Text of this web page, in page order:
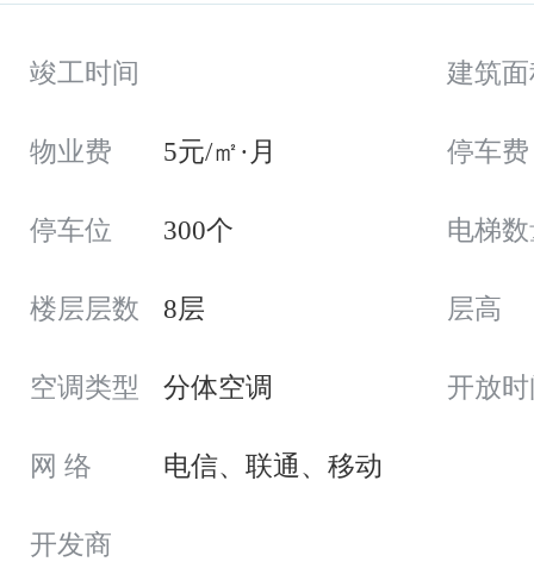
竣工时间 建筑
物业费 5元/㎡·月 停车费
停车位 300个 电梯
楼层层数 8层 层高
空调类型 分体空调 开放
网 络 电信、联通、移动
开发商